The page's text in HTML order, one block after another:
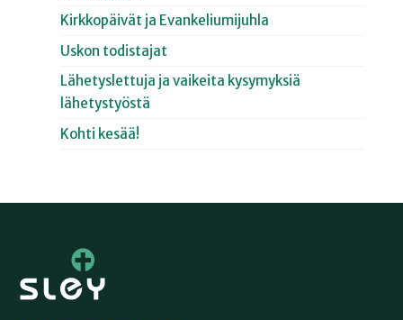
Kirkkopäivät ja Evankeliumijuhla
Uskon todistajat
Lähetyslettuja ja vaikeita kysymyksiä
lähetystyöstä
Kohti kesää!